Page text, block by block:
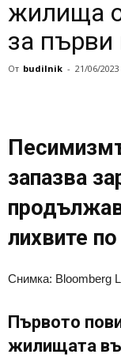
жилища
за първи
От budilnik - 21/06/2023
запазва
лихвите
Снимка: Bloomberg
Първото
жилищата